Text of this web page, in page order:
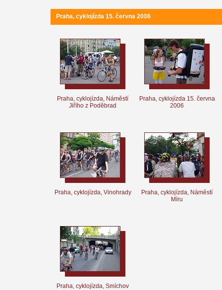
Praha, cyklojízda 15. června 2006
Praha, cyklojízda, Náměstí
Jiřího z Poděbrad
Praha, cyklojízda 15. června
2006
Praha, cyklojízda, Vinohrady
Praha, cyklojízda, Náměstí
Míru
Praha, cyklojízda, Smíchov